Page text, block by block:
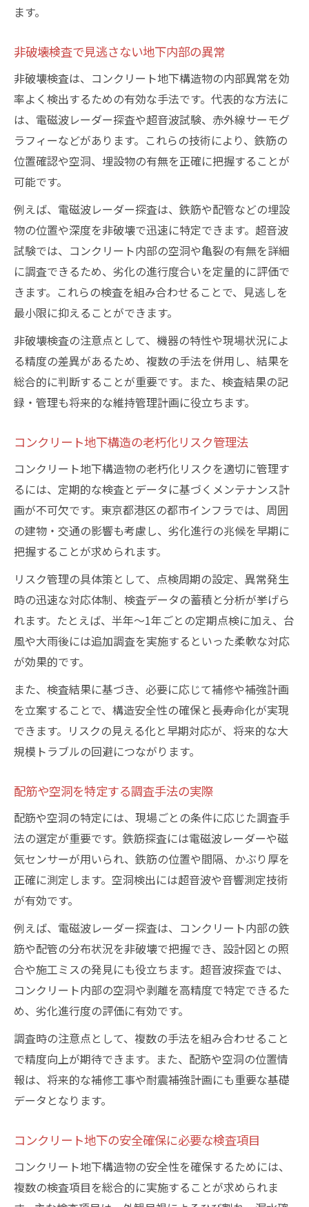
常
現場対応力が問われる地下検査のコツ
コンクリート内部劣化に強い検査手法を選ぶに
は
コンクリート地下の劣化状況別に適した検
査法
電磁波レーダー探査で内部状態を正確診断
複合的な非破壊検査のメリットと注意点
コンクリート地下構造の劣化要因を分析す
る
品質管理に役立つ最新の地下非破壊調査とは
最前線
品質管理に直結する検査データの重要性
現場で重宝される地下探査機器の特徴
例
検査記録を活かした長期的維持管理ノウハ
ウ
ます。
非破壊検査で見逃さない地下内部の異常
非破壊検査は、コンクリート地下構造物の内部異常を効
率よく検出するための有効な手法です。代表的な方法に
は、電磁波レーダー探査や超音波試験、赤外線サーモグ
ラフィーなどがあります。これらの技術により、鉄筋の
位置確認や空洞、埋設物の有無を正確に把握することが
可能です。
例えば、電磁波レーダー探査は、鉄筋や配管などの埋設
物の位置や深度を非破壊で迅速に特定できます。超音波
試験では、コンクリート内部の空洞や亀裂の有無を詳細
に調査できるため、劣化の進行度合いを定量的に評価で
きます。これらの検査を組み合わせることで、見逃しを
最小限に抑えることができます。
非破壊検査の注意点として、機器の特性や現場状況によ
る精度の差異があるため、複数の手法を併用し、結果を
総合的に判断することが重要です。また、検査結果の記
録・管理も将来的な維持管理計画に役立ちます。
コンクリート地下構造の老朽化リスク管理法
コンクリート地下構造物の老朽化リスクを適切に管理す
るには、定期的な検査とデータに基づくメンテナンス計
画が不可欠です。東京都港区の都市インフラでは、周囲
の建物・交通の影響も考慮し、劣化進行の兆候を早期に
把握することが求められます。
リスク管理の具体策として、点検周期の設定、異常発生
時の迅速な対応体制、検査データの蓄積と分析が挙げら
れます。たとえば、半年～1年ごとの定期点検に加え、台
風や大雨後には追加調査を実施するといった柔軟な対応
が効果的です。
また、検査結果に基づき、必要に応じて補修や補強計画
を立案することで、構造安全性の確保と長寿命化が実現
できます。リスクの見える化と早期対応が、将来的な大
規模トラブルの回避につながります。
配筋や空洞を特定する調査手法の実際
配筋や空洞の特定には、現場ごとの条件に応じた調査手
法の選定が重要です。鉄筋探査には電磁波レーダーや磁
気センサーが用いられ、鉄筋の位置や間隔、かぶり厚を
正確に測定します。空洞検出には超音波や音響測定技術
が有効です。
例えば、電磁波レーダー探査は、コンクリート内部の鉄
筋や配管の分布状況を非破壊で把握でき、設計図との照
合や施工ミスの発見にも役立ちます。超音波探査では、
コンクリート内部の空洞や剥離を高精度で特定できるた
め、劣化進行度の評価に有効です。
調査時の注意点として、複数の手法を組み合わせること
で精度向上が期待できます。また、配筋や空洞の位置情
報は、将来的な補修工事や耐震補強計画にも重要な基礎
データとなります。
コンクリート地下の安全確保に必要な検査項目
コンクリート地下構造物の安全性を確保するためには、
複数の検査項目を総合的に実施することが求められま